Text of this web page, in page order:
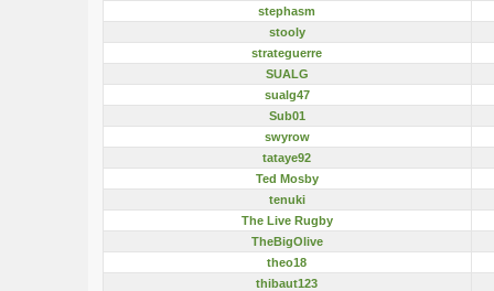
stephasm
stooly
strateguerre
SUALG
sualg47
Sub01
swyrow
tataye92
Ted Mosby
tenuki
The Live Rugby
TheBigOlive
theo18
thibaut123